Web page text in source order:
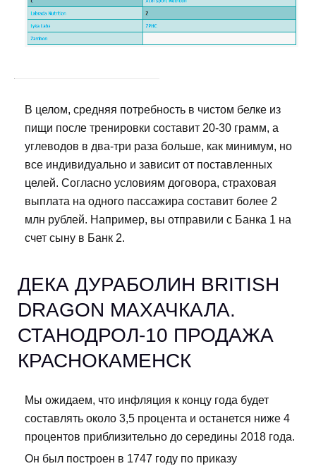
В целом, средняя потребность в чистом белке из
пищи после тренировки составит 20-30 грамм, а
углеводов в два-три раза больше, как минимум, но
все индивидуально и зависит от поставленных
целей. Согласно условиям договора, страховая
выплата на одного пассажира составит более 2
млн рублей. Например, вы отправили с Банка 1 на
счет сыну в Банк 2.
ДЕКА ДУРАБОЛИН BRITISH
DRAGON МАХАЧКАЛА.
СТАНОДРОЛ-10 ПРОДАЖА
КРАСНОКАМЕНСК
Мы ожидаем, что инфляция к концу года будет
составлять около 3,5 процента и останется ниже 4
процентов приблизительно до середины 2018 года.
Он был построен в 1747 году по приказу